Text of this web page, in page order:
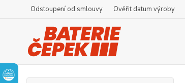
Odstoupení od smlouvy Ověřit datum výroby